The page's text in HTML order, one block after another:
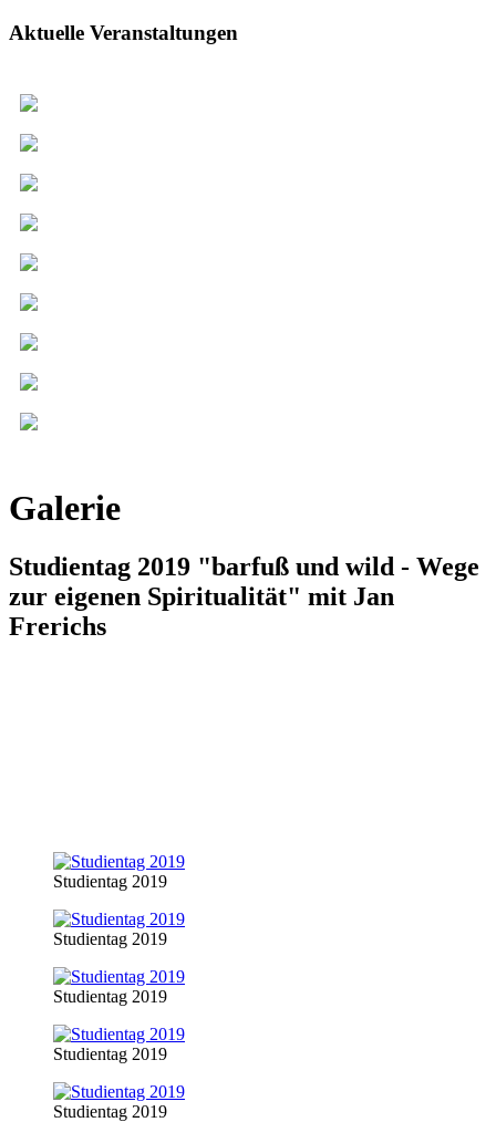
Aktuelle Veranstaltungen
Galerie
Studientag 2019 "barfuß und wild - Wege
zur eigenen Spiritualität" mit Jan
Frerichs
Studientag 2019
Studientag 2019
Studientag 2019
Studientag 2019
Studientag 2019